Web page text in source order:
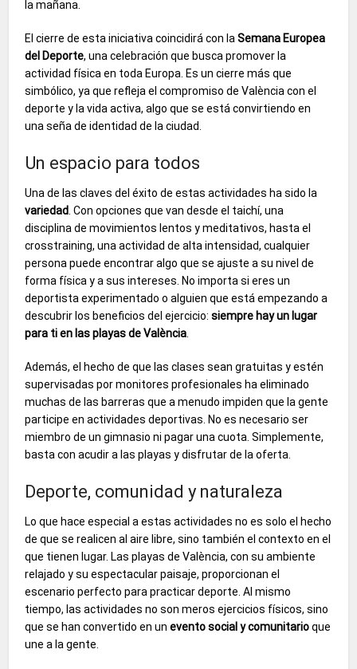
la mañana.
El cierre de esta iniciativa coincidirá con laSemana Europea
del Deporte, una celebración que busca promover la
actividad física en toda Europa. Es un cierre más que
simbólico, ya que refleja el compromiso de València con el
deporte y la vida activa, algo que se está convirtiendo en
una seña de identidad de la ciudad.
Un espacio para todos
Una de las claves del éxito de estas actividades ha sido la
variedad . Con opciones que van desde el taichí, una
disciplina de movimientos lentos y meditativos, hasta el
crosstraining, una actividad de alta intensidad, cualquier
persona puede encontrar algo que se ajuste a su nivel de
forma física y a sus intereses. No importa si eres un
deportista experimentado o alguien que está empezando a
descubrir los beneficios del ejercicio:siempre hay un lugar
para ti en las playas de València
Además, el hecho de que las clases sean gratuitas y estén
supervisadas por monitores profesionales ha eliminado
muchas de las barreras que a menudo impiden que la gente
participe en actividades deportivas. No es necesario ser
miembro de un gimnasio ni pagar una cuota. Simplemente,
basta con acudir a las playas y disfrutar de la oferta.
Deporte, comunidad y naturaleza
Lo que hace especial a estas actividades no es solo el hecho
de que se realicen al aire libre, sino también el contexto en el
que tienen lugar. Las playas de València, con su ambiente
relajado y su espectacular paisaje, proporcionan el
escenario perfecto para practicar deporte. Al mismo
tiempo, las actividades no son meros ejercicios físicos, sino
que se han convertido en unevento social y comunitarioque
une a la gente.